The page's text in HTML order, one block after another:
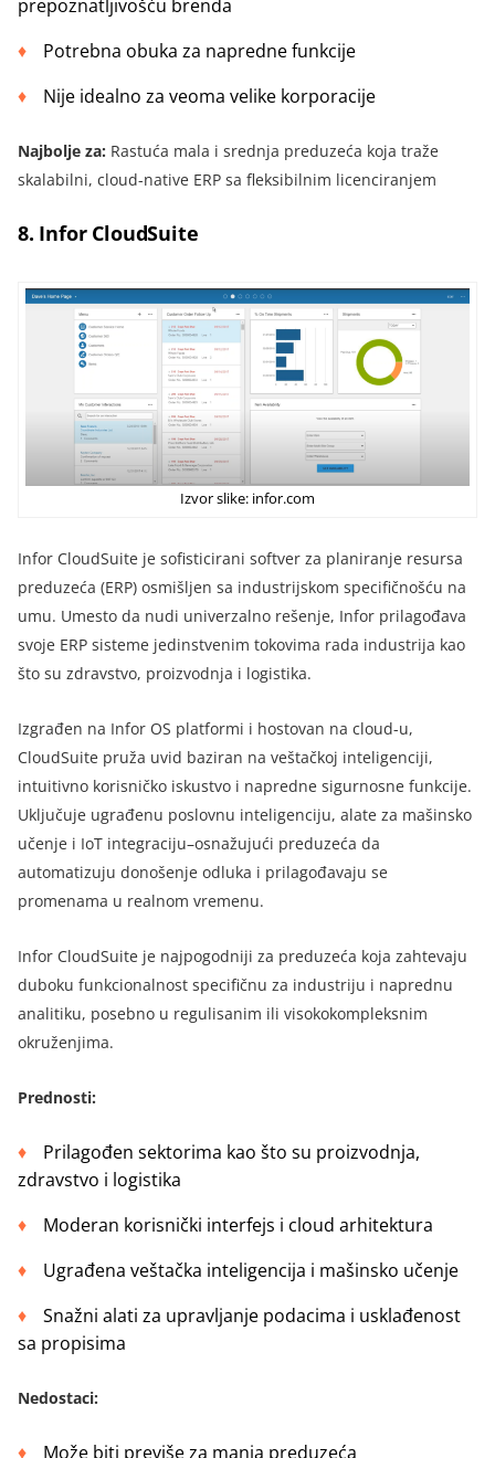
prepoznatljivošću brenda
Potrebna obuka za napredne funkcije
Nije idealno za veoma velike korporacije
Najbolje za: Rastuća mala i srednja preduzeća koja traže
skalabilni, cloud-native ERP sa fleksibilnim licenciranjem
8. Infor CloudSuite
Izvor slike: infor.com
Infor CloudSuite je sofisticirani softver za planiranje resursa
preduzeća (ERP) osmišljen sa industrijskom specifičnošću na
umu. Umesto da nudi univerzalno rešenje, Infor prilagođava
svoje ERP sisteme jedinstvenim tokovima rada industrija kao
što su zdravstvo, proizvodnja i logistika.
Izgrađen na Infor OS platformi i hostovan na cloud-u,
CloudSuite pruža uvid baziran na veštačkoj inteligenciji,
intuitivno korisničko iskustvo i napredne sigurnosne funkcije.
Uključuje ugrađenu poslovnu inteligenciju, alate za mašinsko
učenje i IoT integraciju–osnažujući preduzeća da
automatizuju donošenje odluka i prilagođavaju se
promenama u realnom vremenu.
Infor CloudSuite je najpogodniji za preduzeća koja zahtevaju
duboku funkcionalnost specifičnu za industriju i naprednu
analitiku, posebno u regulisanim ili visokokompleksnim
okruženjima.
Prednosti:
Prilagođen sektorima kao što su proizvodnja,
zdravstvo i logistika
Moderan korisnički interfejs i cloud arhitektura
Ugrađena veštačka inteligencija i mašinsko učenje
Snažni alati za upravljanje podacima i usklađenost
sa propisima
Nedostaci:
Može biti previše za manja preduzeća